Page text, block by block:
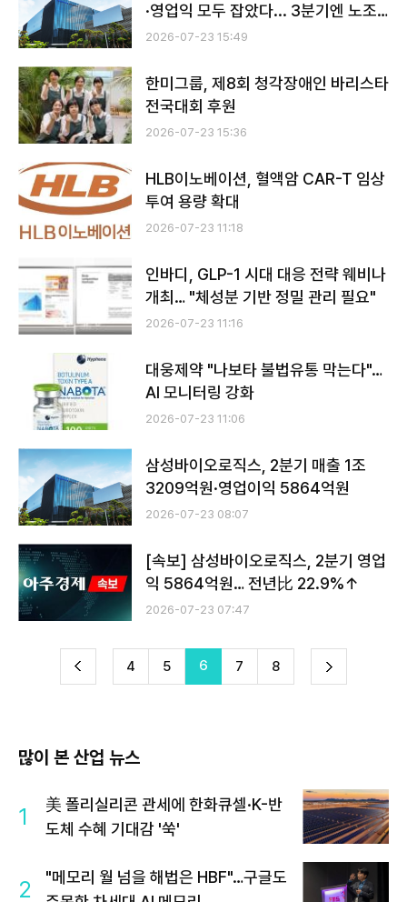
·영업익 모두 잡았다... 3분기엔 노조
파업이 변수
2026-07-23 15:49
한미그룹, 제8회 청각장애인 바리스타
전국대회 후원
2026-07-23 15:36
HLB이노베이션, 혈액암 CAR-T 임상
투여 용량 확대
2026-07-23 11:18
인바디, GLP-1 시대 대응 전략 웨비나
개최… "체성분 기반 정밀 관리 필요"
2026-07-23 11:16
대웅제약 "나보타 불법유통 막는다"…
AI 모니터링 강화
2026-07-23 11:06
삼성바이오로직스, 2분기 매출 1조
3209억원·영업이익 5864억원
2026-07-23 08:07
[속보] 삼성바이오로직스, 2분기 영업
익 5864억원… 전년比 22.9%↑
2026-07-23 07:47
이 4 5 6 7 8 다
많이 본 산업 뉴스
1
美 폴리실리콘 관세에 한화큐셀·K-반
도체 수혜 기대감 '쑥'
2
"메모리 월 넘을 해법은 HBF"…구글도